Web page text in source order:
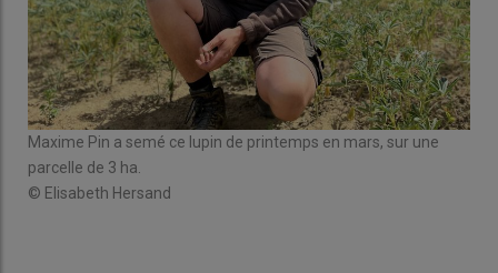
Maxime Pin a semé ce lupin de printemps en mars, sur une
parcelle de 3 ha.
© Elisabeth Hersand